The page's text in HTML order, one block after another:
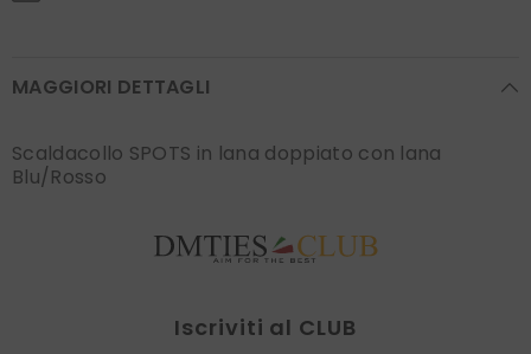
MAGGIORI DETTAGLI
Scaldacollo SPOTS in lana doppiato con lana
Blu/Rosso
Iscriviti al CLUB